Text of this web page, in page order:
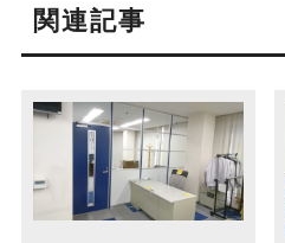
関連記事